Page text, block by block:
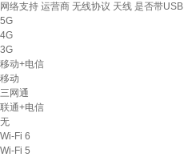
网络支持 运营商 无线协议 天线 是否带USB
5G
4G
3G
移动+电信
移动
三网通
联通+电信
无
Wi-Fi 6
Wi-Fi 5